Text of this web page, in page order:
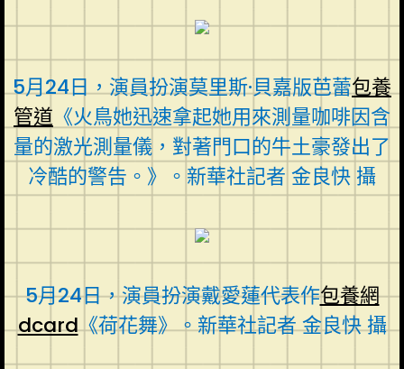
5月24日，演員扮演莫里斯·貝嘉版芭蕾包養
管道 《火鳥她迅速拿起她用來測量咖啡因含
量的激光測量儀，對著門口的牛土豪發出了
冷酷的警告。》。新華社記者 金良快 攝
5月24日，演員扮演戴愛蓮代表作包養網
dcard《荷花舞》。新華社記者 金良快 攝